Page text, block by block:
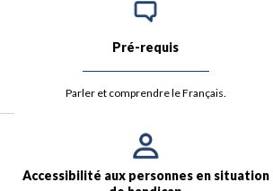
Pré-requis
Parler et comprendre le Français.
Accessibilité aux personnes en situation